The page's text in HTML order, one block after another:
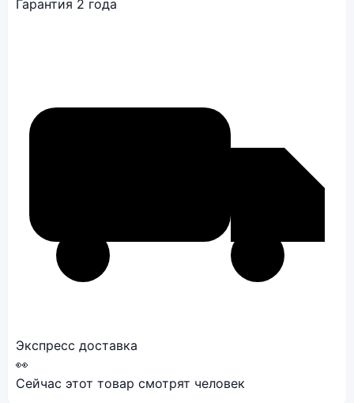
Гарантия 2 года
Экспресс доставка
👀
Сейчас этот товар смотрят человек